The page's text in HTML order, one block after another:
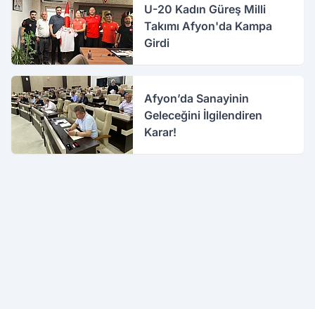
U-20 Kadın Güreş Milli
Takımı Afyon'da Kampa
Girdi
Afyon’da Sanayinin
Geleceğini İlgilendiren
Karar!